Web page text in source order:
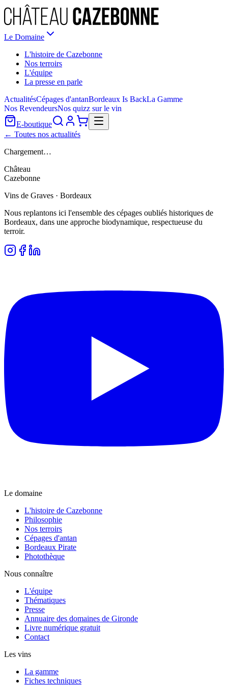
Le Domaine
L'histoire de Cazebonne
Nos terroirs
L'équipe
La presse en parle
ActualitésCépages d'antanBordeaux Is BackLa Gamme
Nos RevendeursNos quizz sur le vin
E-boutique
← Toutes nos actualités
Chargement…
Château
Cazebonne
Vins de Graves · Bordeaux
Nous replantons ici l'ensemble des cépages oubliés historiques de
Bordeaux, dans une approche biodynamique, respectueuse du
terroir.
Le domaine
L'histoire de Cazebonne
Philosophie
Nos terroirs
Cépages d'antan
Bordeaux Pirate
Photothèque
Nous connaître
L'équipe
Thématiques
Presse
Annuaire des domaines de Gironde
Livre numérique gratuit
Contact
Les vins
La gamme
Fiches techniques